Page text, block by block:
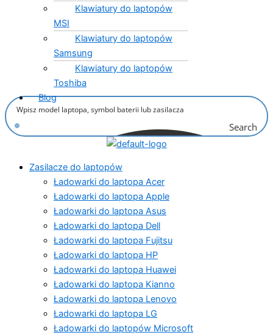
Klawiatury do laptopów
MSI
Klawiatury do laptopów
Samsung
Klawiatury do laptopów
Toshiba
Blog
Search
Zasilacze do laptopów
Ładowarki do laptopa Acer
Ładowarki do laptopa Apple
Ładowarki do laptopa Asus
Ładowarki do laptopa Dell
Ładowarki do laptopa Fujitsu
Ładowarki do laptopa HP
Ładowarki do laptopa Huawei
Ładowarki do laptopa Kianno
Ładowarki do laptopa Lenovo
Ładowarki do laptopa LG
Ładowarki do laptopów Microsoft